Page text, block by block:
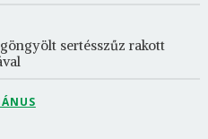
sertésszűz rakott